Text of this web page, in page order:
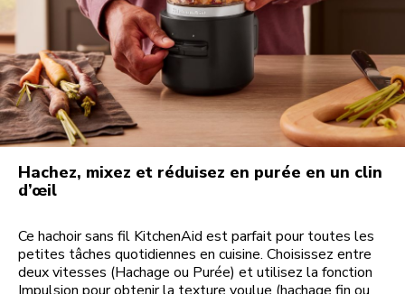
Hachez, mixez et réduisez en purée en un clin
d’œil
Ce hachoir sans fil KitchenAid est parfait pour toutes les
petites tâches quotidiennes en cuisine. Choisissez entre
deux vitesses (Hachage ou Purée) et utilisez la fonction